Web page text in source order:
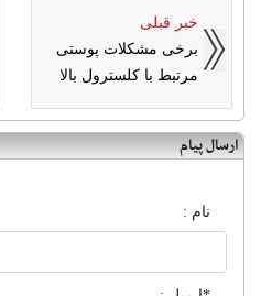
خبر قبلی
برخی مشکلات پوستی
مرتبط با کلسترول بالا
ارسال پیام
نام :